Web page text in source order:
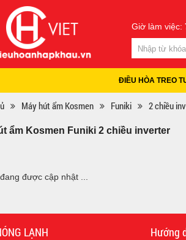
Giờ làm việc:
ĐIỀU HÒA TREO
Máy hút ẩm Kosmen Funiki 2 chiều
ẩm Kosmen Funiki 2 chiều inverter
được cập nhật ...
LẠNH Hướng